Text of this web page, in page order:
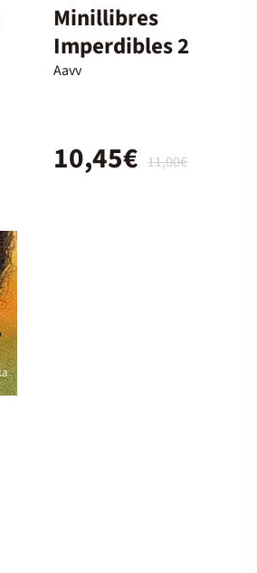
Minillibres
Imperdibles 2
Aavv
11,00€
10,45€